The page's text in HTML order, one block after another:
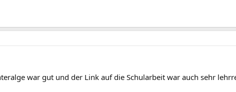
war gut und der Link auf die Schularbeit war auch sehr